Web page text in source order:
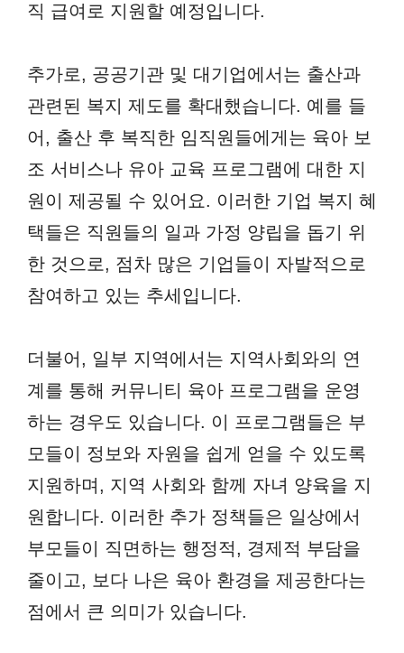
직 급여로 지원할 예정입니다.
추가로, 공공기관 및 대기업에서는 출산과
관련된 복지 제도를 확대했습니다. 예를 들
어, 출산 후 복직한 임직원들에게는 육아 보
조 서비스나 유아 교육 프로그램에 대한 지
원이 제공될 수 있어요. 이러한 기업 복지 혜
택들은 직원들의 일과 가정 양립을 돕기 위
한 것으로, 점차 많은 기업들이 자발적으로
참여하고 있는 추세입니다.
더불어, 일부 지역에서는 지역사회와의 연
계를 통해 커뮤니티 육아 프로그램을 운영
하는 경우도 있습니다. 이 프로그램들은 부
모들이 정보와 자원을 쉽게 얻을 수 있도록
지원하며, 지역 사회와 함께 자녀 양육을 지
원합니다. 이러한 추가 정책들은 일상에서
부모들이 직면하는 행정적, 경제적 부담을
줄이고, 보다 나은 육아 환경을 제공한다는
점에서 큰 의미가 있습니다.